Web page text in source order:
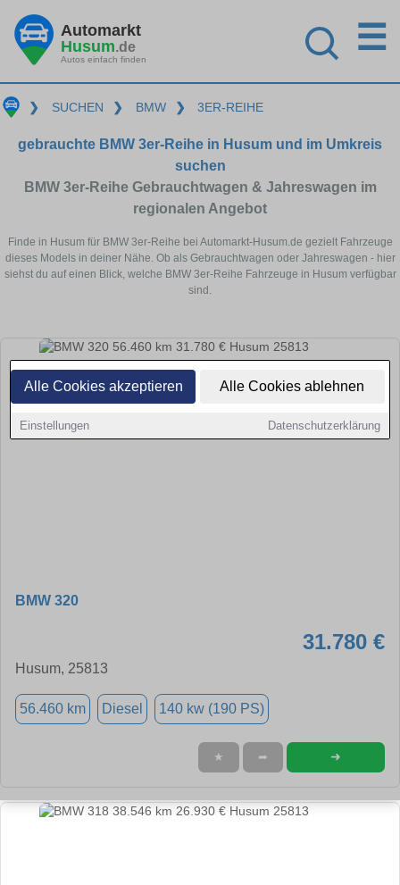
Alle Cookies akzeptieren Alle Cookies ablehnen
Einstellungen Datenschutzerklärung
Automarkt
Husum.de
Autos einfach finden
☰
❯ SUCHEN ❯ BMW ❯ 3ER-REIHE
gebrauchte BMW 3er-Reihe in Husum und im Umkreis
suchen
BMW 3er-Reihe Gebrauchtwagen & Jahreswagen im
regionalen Angebot
Finde in Husum für BMW 3er-Reihe bei Automarkt-Husum.de gezielt Fahrzeuge
dieses Models in deiner Nähe. Ob als Gebrauchtwagen oder Jahreswagen - hier
siehst du auf einen Blick, welche BMW 3er-Reihe Fahrzeuge in Husum verfügbar
sind.
BMW 320
31.780 €
Husum, 25813
56.460 km Diesel 140 kw (190 PS)
★ ➦ ➜